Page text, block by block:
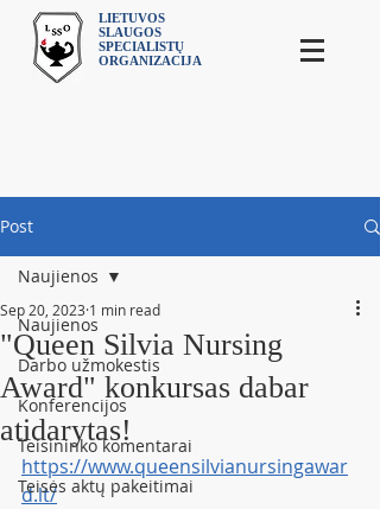
LIETUVOS
SLAUGOS
SPECIALISTŲ
ORGANIZACIJA
Post
Naujienos
Darbo užmokestis
Konferencijos
Teisininko komentarai
Teisės aktų pakeitimai
Naujienos
"Queen Silvia Nursing
Award" konkursas dabar
atidarytas!
Sep 20, 2023 1 min read
https://www.queensilvianursingawar
d.lt/